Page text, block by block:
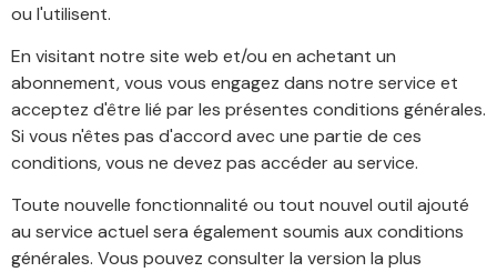
ou l'utilisent.
En visitant notre site web et/ou en achetant un
abonnement, vous vous engagez dans notre service et
acceptez d'être lié par les présentes conditions générales.
Si vous n'êtes pas d'accord avec une partie de ces
conditions, vous ne devez pas accéder au service.
Toute nouvelle fonctionnalité ou tout nouvel outil ajouté
au service actuel sera également soumis aux conditions
générales. Vous pouvez consulter la version la plus